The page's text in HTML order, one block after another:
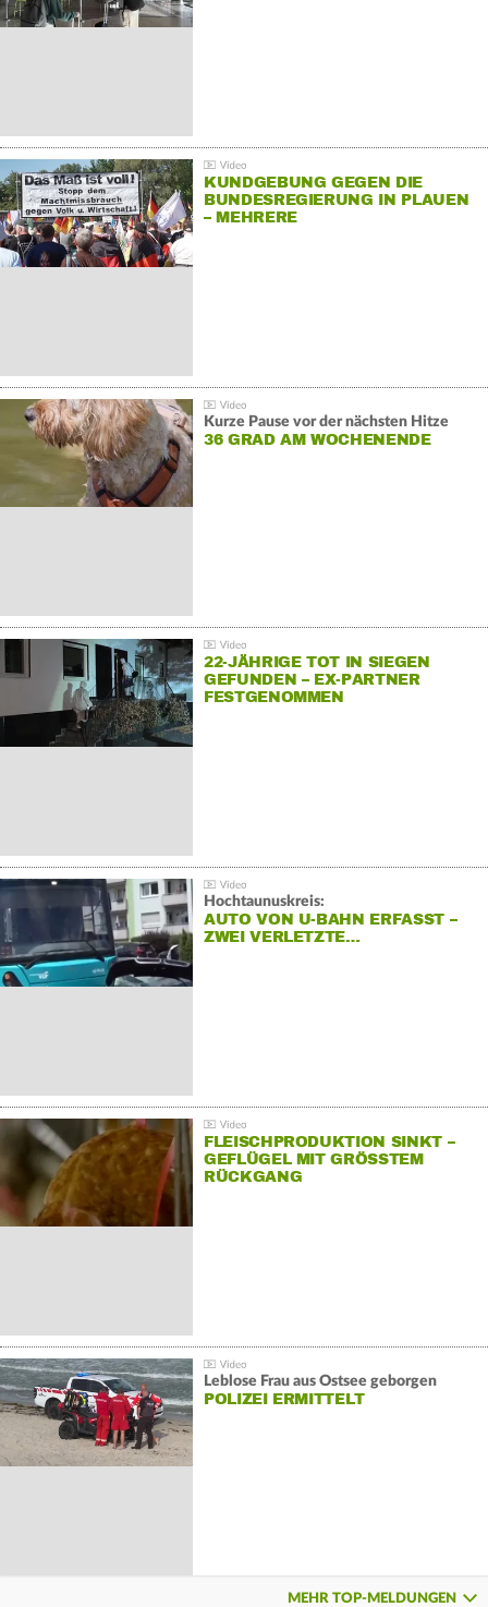
KUNDGEBUNG GEGEN DIE
BUNDESREGIERUNG IN PLAUEN
– MEHRERE
Kurze Pause vor der nächsten Hitze
36 GRAD AM WOCHENENDE
22-JÄHRIGE TOT IN SIEGEN
GEFUNDEN – EX-PARTNER
FESTGENOMMEN
Hochtaunuskreis:
AUTO VON U-BAHN ERFASST –
ZWEI VERLETZTE…
FLEISCHPRODUKTION SINKT –
GEFLÜGEL MIT GRÖSSTEM R
ÜCKGANG
Leblose Frau aus Ostsee geborgen
POLIZEI ERMITTELT
MEHR TOP-MELDUNGEN